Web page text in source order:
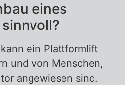
eines
ein Plattformlift
und von Menschen,
angewiesen sind.